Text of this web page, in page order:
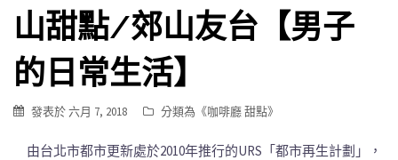
山甜點/郊山友台【男子
的日常生活】
發表於六月 7, 2018 分類為《咖啡廳 甜點》
由台北市都市更新處於2010年推行的URS「都市再生計劃」，